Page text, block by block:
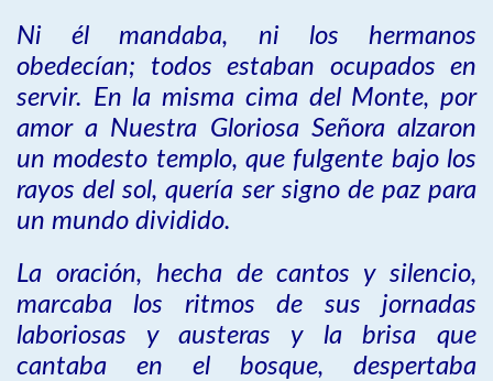
Ni él mandaba, ni los hermanos
obedecían; todos estaban ocupados en
servir. En la misma cima del Monte, por
amor a Nuestra Gloriosa Señora alzaron
un modesto templo, que fulgente bajo los
rayos del sol, quería ser signo de paz para
un mundo dividido.
La oración, hecha de cantos y silencio,
marcaba los ritmos de sus jornadas
laboriosas y austeras y la brisa que
cantaba en el bosque, despertaba